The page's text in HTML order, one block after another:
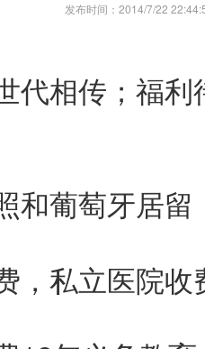
发布时间：2014/7/22
代相传；福
和葡萄牙居
，私立医院